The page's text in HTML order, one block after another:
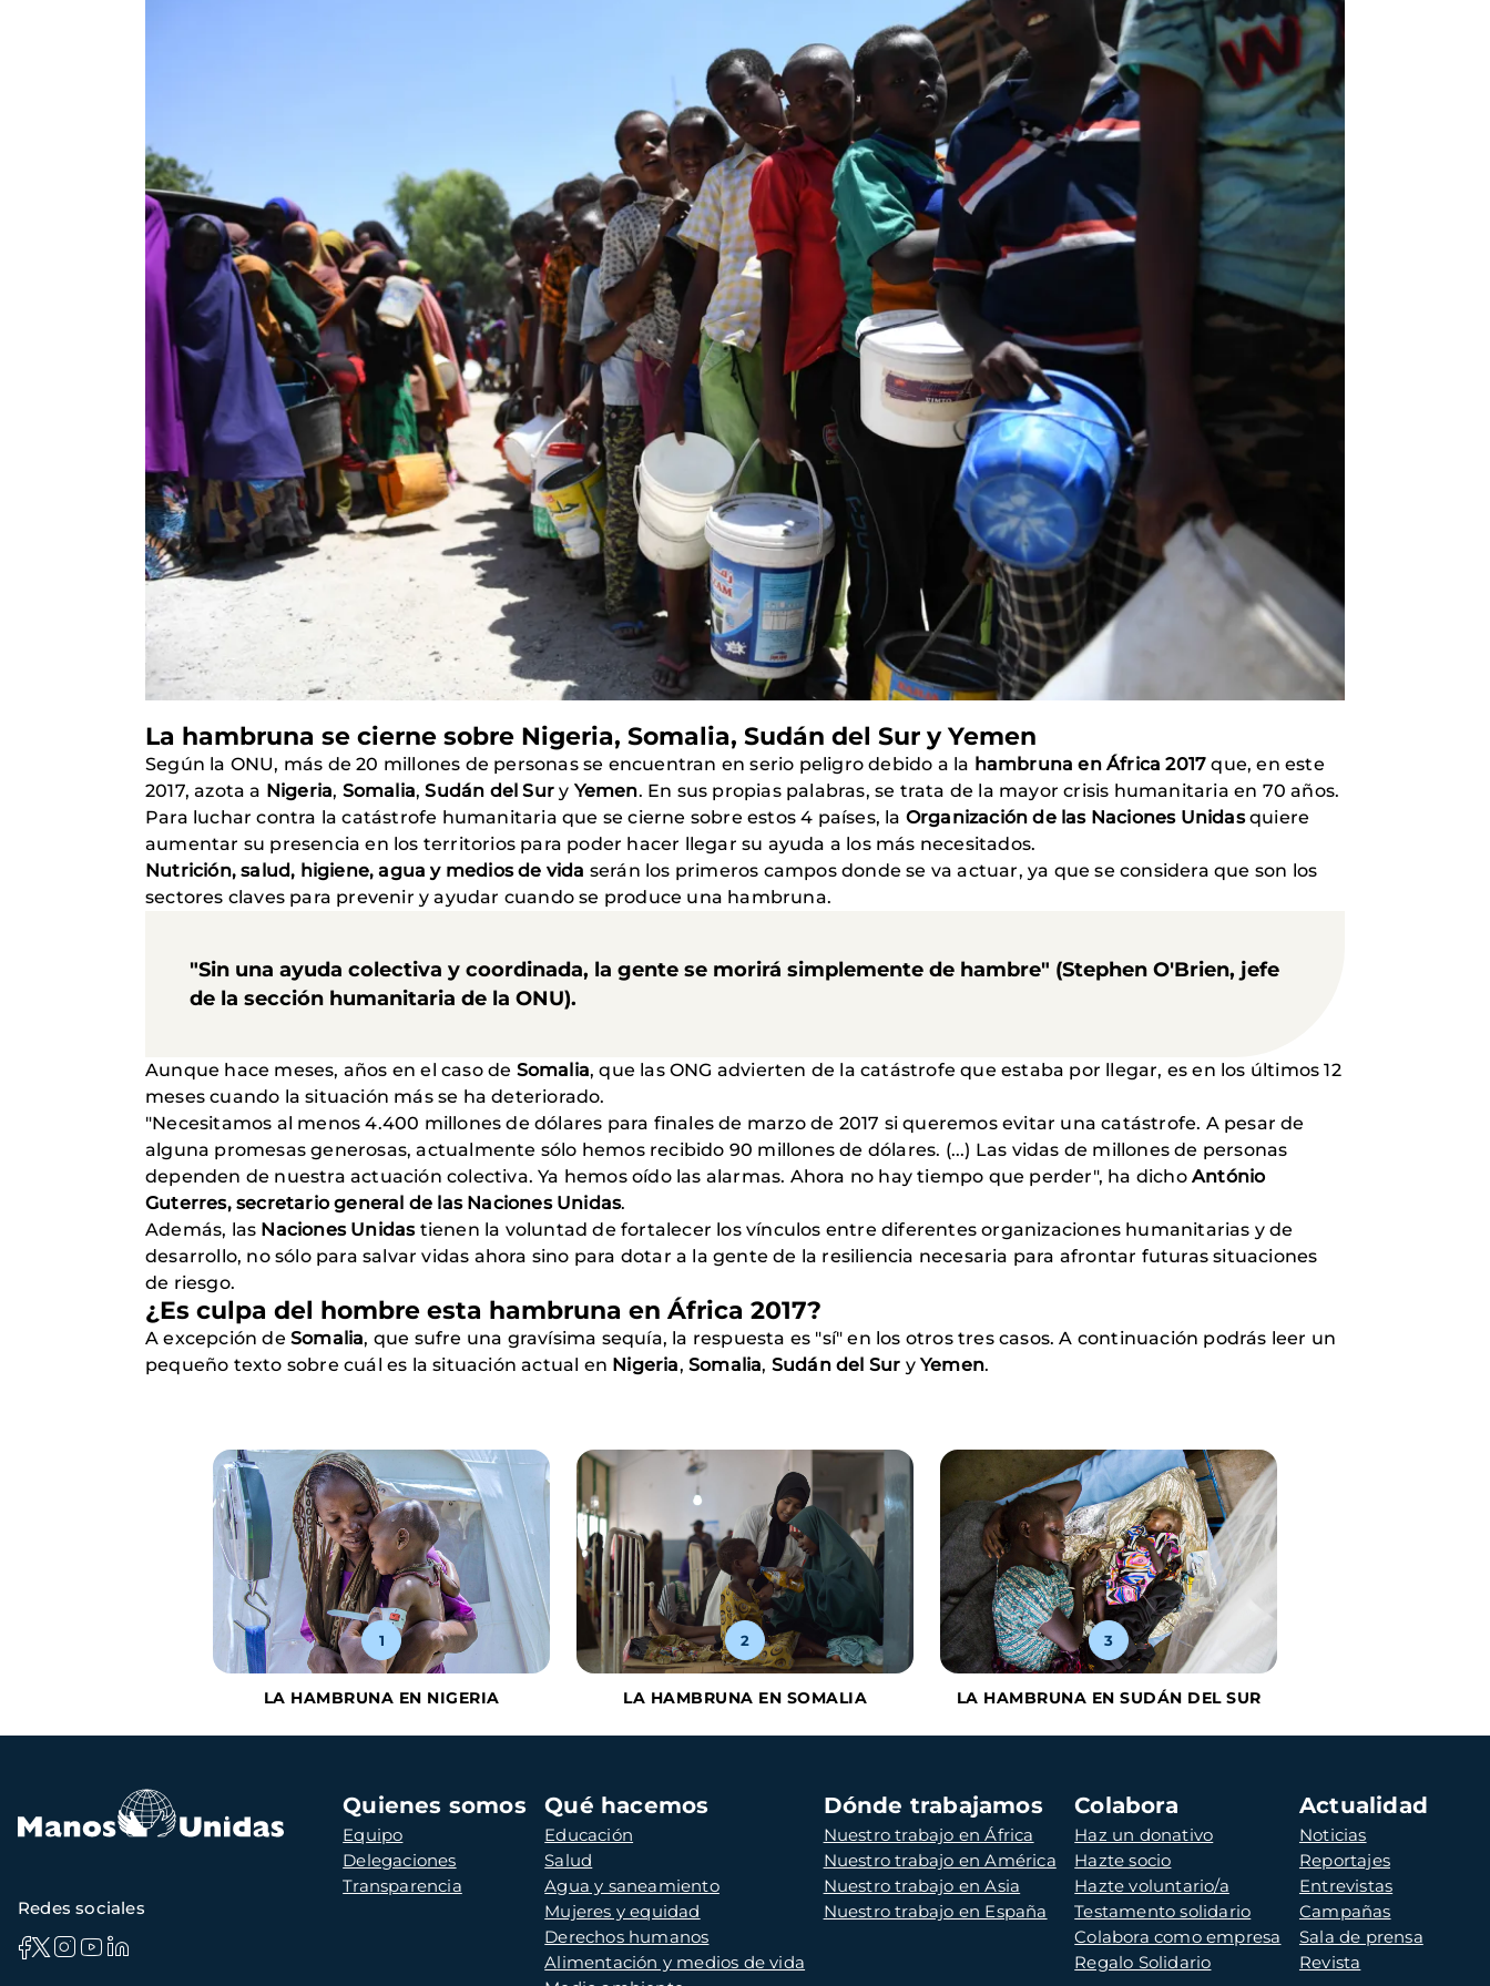
La hambruna se cierne sobre Nigeria, Somalia, Sudán del Sur y Yemen
Según la ONU, más de 20 millones de personas se encuentran en serio peligro debido a la hambruna en África 2017que, en este
2017, azota a Nigeria, Somalia,Sudán del Sur y Yemen. En sus propias palabras, se trata de la mayor crisis humanitaria en 70 años.
Para luchar contra la catástrofe humanitaria que se cierne sobre estos 4 países, la Organización de las Naciones Unidasquiere
aumentar su presencia en los territorios para poder hacer llegar su ayuda a los más necesitados.
Nutrición, salud, higiene, agua y medios de vida serán los primeros campos donde se va actuar, ya que se considera que son los
sectores claves para prevenir y ayudar cuando se produce una hambruna.
"Sin una ayuda colectiva y coordinada, la gente se morirá simplemente de hambre" (Stephen O'Brien, jefe
de la sección humanitaria de la ONU).
Aunque hace meses, años en el caso de Somalia, que las ONG advierten de la catástrofe que estaba por llegar, es en los últimos 12
meses cuando la situación más se ha deteriorado.
"Necesitamos al menos 4.400 millones de dólares para finales de marzo de 2017 si queremos evitar una catástrofe. A pesar de
alguna promesas generosas, actualmente sólo hemos recibido 90 millones de dólares. (...) Las vidas de millones de personas
dependen de nuestra actuación colectiva. Ya hemos oído las alarmas. Ahora no hay tiempo que perder", ha dichoAntónio
Guterres, secretario general de las Naciones Unidas.
Además, las Naciones Unidas tienen la voluntad de fortalecer los vínculos entre diferentes organizaciones humanitarias y de
desarrollo, no sólo para salvar vidas ahora sino para dotar a la gente de la resiliencia necesaria para afrontar futuras situaciones
de riesgo.
¿Es culpa del hombre esta hambruna en África 2017?
A excepción de Somalia, que sufre una gravísima sequía, la respuesta es "sí" en los otros tres casos. A continuación podrás leer un
pequeño texto sobre cuál es la situación actual en Nigeria,Somalia, Sudán del Sur yYemen.
1
LA HAMBRUNA EN NIGERIA
2
LA HAMBRUNA EN SOMALIA
3
LA HAMBRUNA EN SUDÁN DEL SUR
Navegación
principal
Quienes somos
Equipo
Delegaciones
Transparencia
Qué hacemos
Educación
Salud
Agua y saneamiento
Mujeres y equidad
Derechos humanos
Alimentación y medios de vida
Dónde trabajamos
Nuestro trabajo en África
Nuestro trabajo en América
Nuestro trabajo en Asia
Nuestro trabajo en España
Colabora
Haz un donativo
Hazte socio
Hazte voluntario/a
Testamento solidario
Colabora como empresa
Regalo Solidario
Actualidad
Noticias
Reportajes
Entrevistas
Campañas
Sala de prensa
Revista
Redes sociales